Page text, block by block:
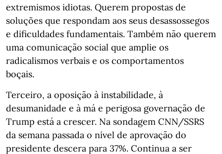
extremismos idiotas. Querem propostas de
soluções que respondam aos seus desassossegos
e dificuldades fundamentais. Também não querem
uma comunicação social que amplie os
radicalismos verbais e os comportamentos
boçais.
Terceiro, a oposição à instabilidade, à
desumanidade e à má e perigosa governação de
Trump está a crescer. Na sondagem CNN/SSRS
da semana passada o nível de aprovação do
presidente descera para 37%. Continua a ser